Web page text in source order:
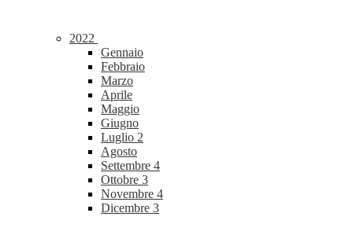
2022
Gennaio
Febbraio
Marzo
Aprile
Maggio
Giugno
Luglio 2
Agosto
Settembre 4
Ottobre 3
Novembre 4
Dicembre 3